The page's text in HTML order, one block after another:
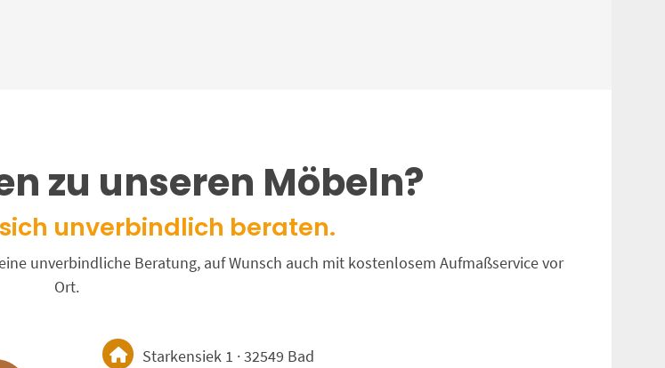
zu unseren Möbeln?
unverbindlich beraten.
unverbindliche Beratung, auf Wunsch auch mit kostenlosem Aufmaßservice vor
Ort.
Starkensiek 1 · 32549 Bad